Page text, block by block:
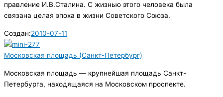
прав­ление И.В.Сталина. С жизнью этого человека была
связана целая эпоха в жизни Советского Союза.
Создан:2010-07-11
Московская площадь (Санкт-Петербург)
Московская площадь — крупнейшая площадь Санкт-
Петербурга, находящаяся на Московском проспекте.